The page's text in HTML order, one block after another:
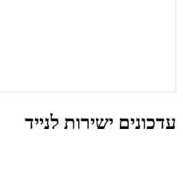
עדכונים ישירות לנייד